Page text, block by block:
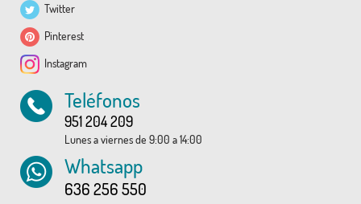
Twitter
Pinterest
Instagram
Teléfonos
951 204 209
Lunes a viernes de 9:00 a 14:00
Whatsapp
636 256 550